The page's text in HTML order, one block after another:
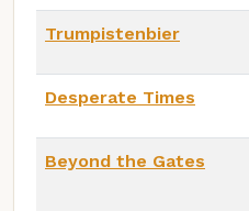
Trumpistenbier
Desperate Times
Beyond the Gates